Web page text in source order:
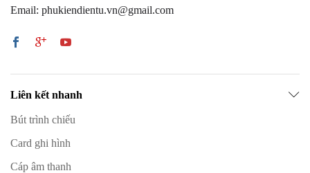
Email: phukiendientu.vn@gmail.com
Liên kết nhanh
Bút trình chiếu
Card ghi hình
Cáp âm thanh